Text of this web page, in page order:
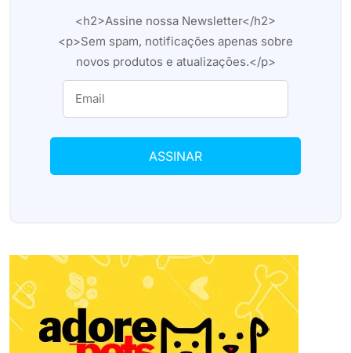
<h2>Assine nossa Newsletter</h2>
<p>Sem spam, notificações apenas sobre
novos produtos e atualizações.</p>
ASSINAR